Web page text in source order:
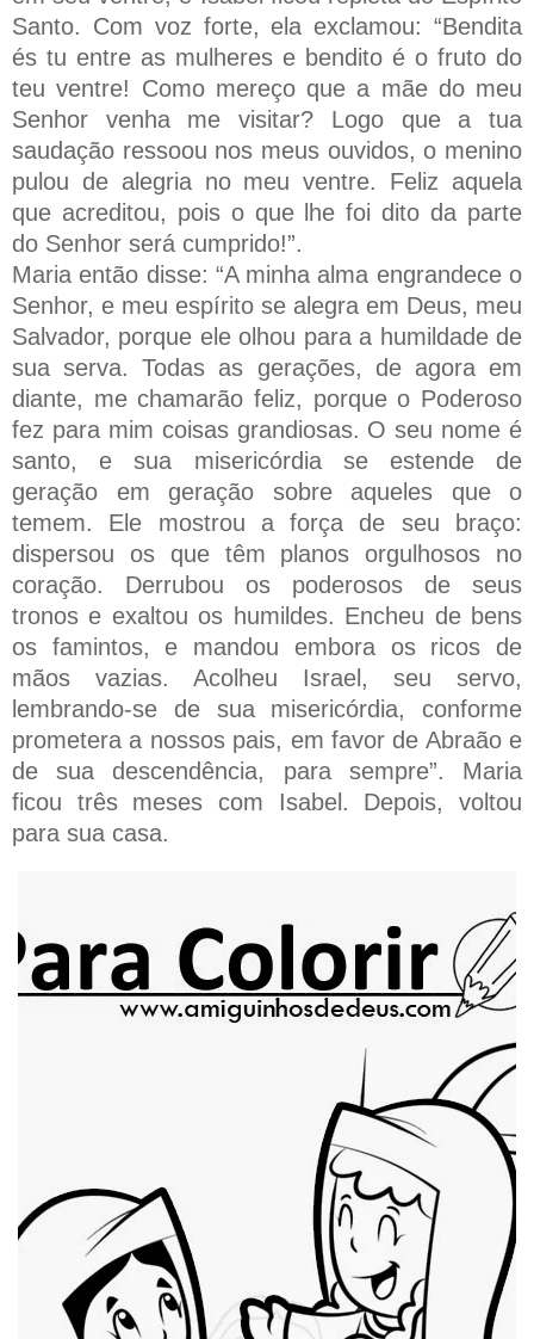
Santo. Com voz forte, ela exclamou: “Bendita
és tu entre as mulheres e bendito é o fruto do
teu ventre! Como mereço que a mãe do meu
Senhor venha me visitar? Logo que a tua
saudação ressoou nos meus ouvidos, o menino
pulou de alegria no meu ventre. Feliz aquela
que acreditou, pois o que lhe foi dito da parte
do Senhor será cumprido!”.
Maria então disse: “A minha alma engrandece o
Senhor, e meu espírito se alegra em Deus, meu
Salvador, porque ele olhou para a humildade de
sua serva. Todas as gerações, de agora em
diante, me chamarão feliz, porque o Poderoso
fez para mim coisas grandiosas. O seu nome é
santo, e sua misericórdia se estende de
geração em geração sobre aqueles que o
temem. Ele mostrou a força de seu braço:
dispersou os que têm planos orgulhosos no
coração. Derrubou os poderosos de seus
tronos e exaltou os humildes. Encheu de bens
os famintos, e mandou embora os ricos de
mãos vazias. Acolheu Israel, seu servo,
lembrando-se de sua misericórdia, conforme
prometera a nossos pais, em favor de Abraão e
de sua descendência, para sempre”. Maria
ficou três meses com Isabel. Depois, voltou
para sua casa.